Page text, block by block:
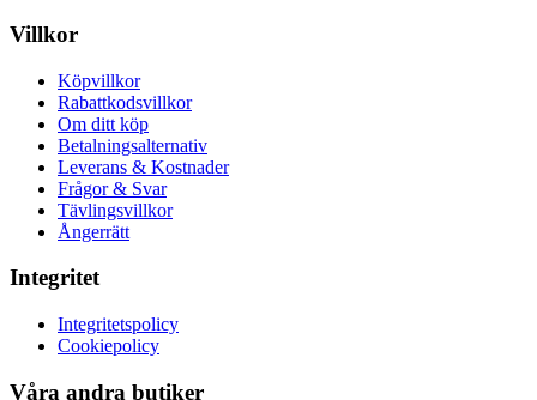
Villkor
Köpvillkor
Rabattkodsvillkor
Om ditt köp
Betalningsalternativ
Leverans & Kostnader
Frågor & Svar
Tävlingsvillkor
Ångerrätt
Integritet
Integritetspolicy
Cookiepolicy
Våra andra butiker